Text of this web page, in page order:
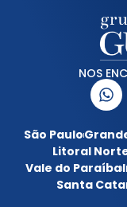
NOS
São Paulo
Litoral
Vale do Paraíba
Santa